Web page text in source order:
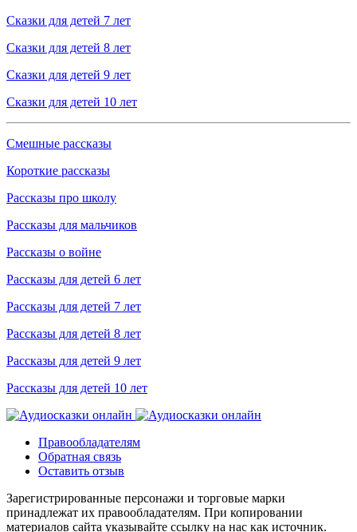
Сказки для детей 7 лет
Сказки для детей 8 лет
Сказки для детей 9 лет
Сказки для детей 10 лет
Смешные рассказы
Короткие рассказы
Рассказы про школу
Рассказы для мальчиков
Рассказы о войне
Рассказы для детей 6 лет
Рассказы для детей 7 лет
Рассказы для детей 8 лет
Рассказы для детей 9 лет
Рассказы для детей 10 лет
Правообладателям
Обратная связь
Оставить отзыв
Зарегистрированные персонажи и торговые марки
принадлежат их правообладателям. При копировании
материалов сайта указывайте ссылку на нас как источник.